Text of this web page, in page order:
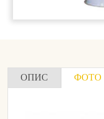
ОПИС ФОТО